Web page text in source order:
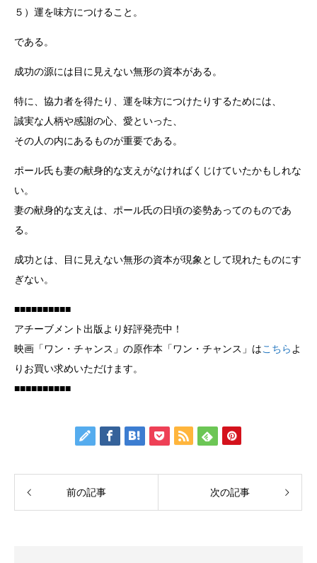
５）運を味方につけること。
である。
成功の源には目に見えない無形の資本がある。
特に、協力者を得たり、運を味方につけたりするためには、
誠実な人柄や感謝の心、愛といった、
その人の内にあるものが重要である。
ポール氏も妻の献身的な支えがなければくじけていたかもしれな
い。
妻の献身的な支えは、ポール氏の日頃の姿勢あってのものであ
る。
成功とは、目に見えない無形の資本が現象として現れたものにす
ぎない。
■■■■■■■■■■
アチーブメント出版より好評発売中！
映画「ワン・チャンス」の原作本「ワン・チャンス」はこちら よ
りお買い求めいただけます。
■■■■■■■■■■
前の記事 次の記事